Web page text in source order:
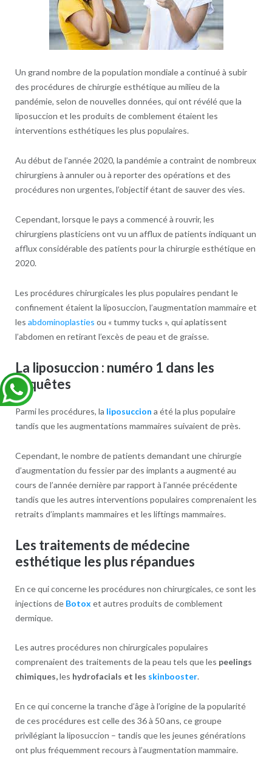
Un grand nombre de la population mondiale a continué à subir
des procédures de chirurgie esthétique au milieu de la
pandémie, selon de nouvelles données, qui ont révélé que la
liposuccion et les produits de comblement étaient les
interventions esthétiques les plus populaires.
Au début de l’année 2020, la pandémie a contraint de nombreux
chirurgiens à annuler ou à reporter des opérations et des
procédures non urgentes, l’objectif étant de sauver des vies.
Cependant, lorsque le pays a commencé à rouvrir, les
chirurgiens plasticiens ont vu un afflux de patients indiquant un
afflux considérable des patients pour la chirurgie esthétique en
2020.
Les procédures chirurgicales les plus populaires pendant le
confinement étaient la liposuccion, l’augmentation mammaire et
les abdominoplasties ou « tummy tucks », qui aplatissent
l’abdomen en retirant l’excès de peau et de graisse.
La liposuccion : numéro 1 dans les
requêtes
Parmi les procédures, la liposuccion a été la plus populaire
tandis que les augmentations mammaires suivaient de près.
Cependant, le nombre de patients demandant une chirurgie
d’augmentation du fessier par des implants a augmenté au
cours de l’année dernière par rapport à l’année précédente
tandis que les autres interventions populaires comprenaient les
retraits d’implants mammaires et les liftings mammaires.
Les traitements de médecine
esthétique les plus répandues
En ce qui concerne les procédures non chirurgicales, ce sont les
injections de Botox et autres produits de comblement
dermique.
Les autres procédures non chirurgicales populaires
comprenaient des traitements de la peau tels que les peelings
chimiques,les hydrofacials et les skinbooster.
En ce qui concerne la tranche d’âge à l’origine de la popularité
de ces procédures est celle des 36 à 50 ans, ce groupe
privilégiant la liposuccion – tandis que les jeunes générations
ont plus fréquemment recours à l’augmentation mammaire.